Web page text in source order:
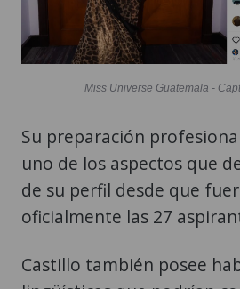
Miss Universe Guatemala -
Su preparación
uno de los aspectos que
de su perfil desde que
oficialmente las 27
Castillo también posee